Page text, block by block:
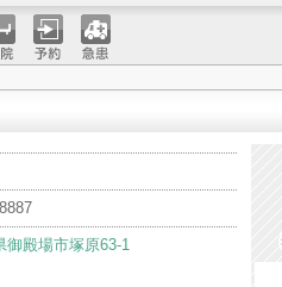
予約 急患
御殿場市塚原63-1